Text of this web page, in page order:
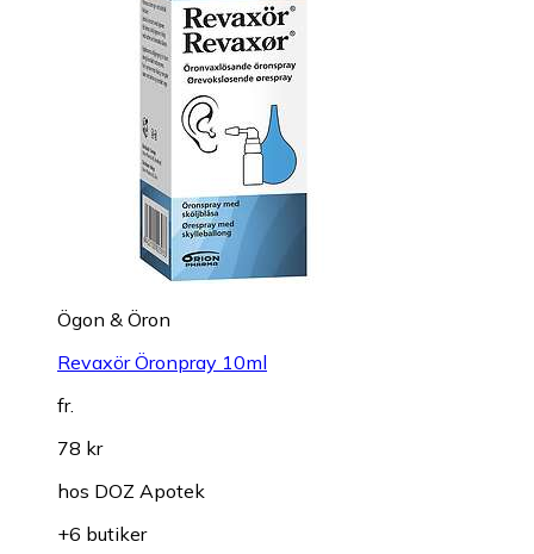
Ögon & Öron
Revaxör Öronpray 10ml
fr.
78 kr
hos DOZ Apotek
+6 butiker